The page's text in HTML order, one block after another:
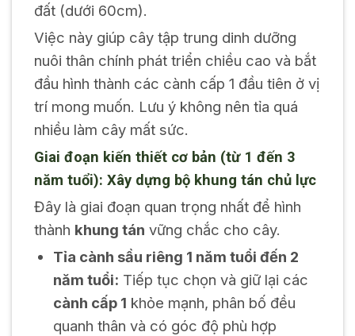
đất (dưới 60cm).
Việc này giúp cây tập trung dinh dưỡng
nuôi thân chính phát triển chiều cao và bắt
đầu hình thành các cành cấp 1 đầu tiên ở vị
trí mong muốn. Lưu ý không nên tỉa quá
nhiều làm cây mất sức.
Giai đoạn kiến thiết cơ bản (từ 1 đến 3
năm tuổi): Xây dựng bộ khung tán chủ lực
Đây là giai đoạn quan trọng nhất để hình
thành khung tán vững chắc cho cây.
Tỉa cành sầu riêng 1 năm tuổi đến 2
năm tuổi: Tiếp tục chọn và giữ lại các
cành cấp 1 khỏe mạnh, phân bố đều
quanh thân và có góc độ phù hợp